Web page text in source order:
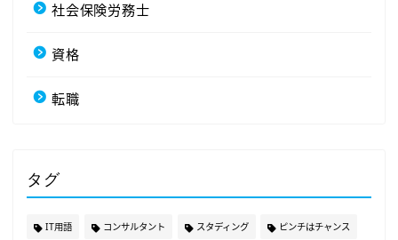
社会保険労務士
資格
転職
タグ
IT用語 コンサルタント スタディング ピンチはチャンス